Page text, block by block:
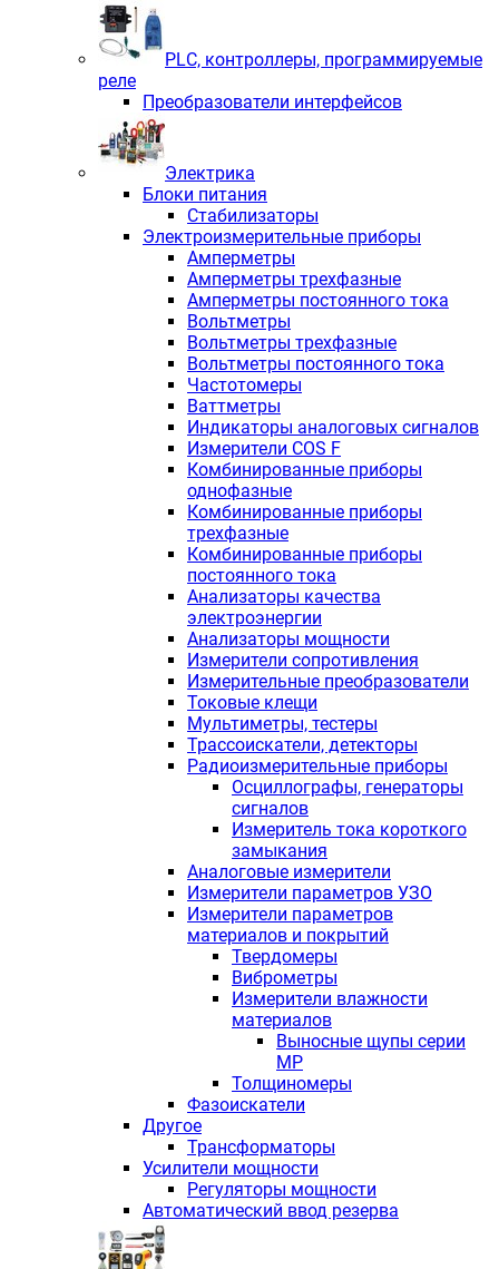
PLС, контроллеры, программируемые
реле
Преобразователи интерфейсов
Электрика
Блоки питания
Стабилизаторы
Электроизмерительные приборы
Амперметры
Амперметры трехфазные
Амперметры постоянного тока
Вольтметры
Вольтметры трехфазные
Вольтметры постоянного тока
Частотомеры
Ваттметры
Индикаторы аналоговых сигналов
Измерители COS F
Комбинированные приборы
однофазные
Комбинированные приборы
трехфазные
Комбинированные приборы
постоянного тока
Анализаторы качества
электроэнергии
Анализаторы мощности
Измерители сопротивления
Измерительные преобразователи
Токовые клещи
Мультиметры, тестеры
Трассоискатели, детекторы
Радиоизмерительные приборы
Осциллографы, генераторы
сигналов
Измеритель тока короткого
замыкания
Аналоговые измерители
Измерители параметров УЗО
Измерители параметров
материалов и покрытий
Твердомеры
Виброметры
Измерители влажности
материалов
Выносные щупы серии
МР
Толщиномеры
Фазоискатели
Другое
Трансформаторы
Усилители мощности
Регуляторы мощности
Автоматический ввод резерва